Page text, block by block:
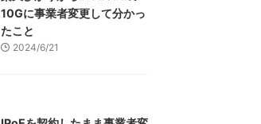
10Gに事業者変更して分かっ
たこと
2024/6/21